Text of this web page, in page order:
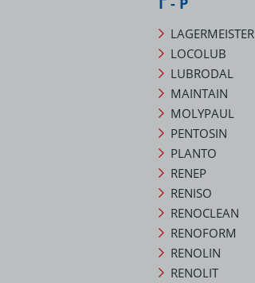
LAGERMEISTER
LOCOLUB
LUBRODAL
MAINTAIN
MOLYPAUL
PENTOSIN
PLANTO
RENEP
RENISO
RENOCLEAN
RENOFORM
RENOLIN
RENOLIT